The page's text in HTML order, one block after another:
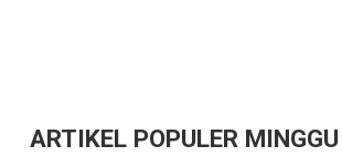
ARTIKEL POPULER